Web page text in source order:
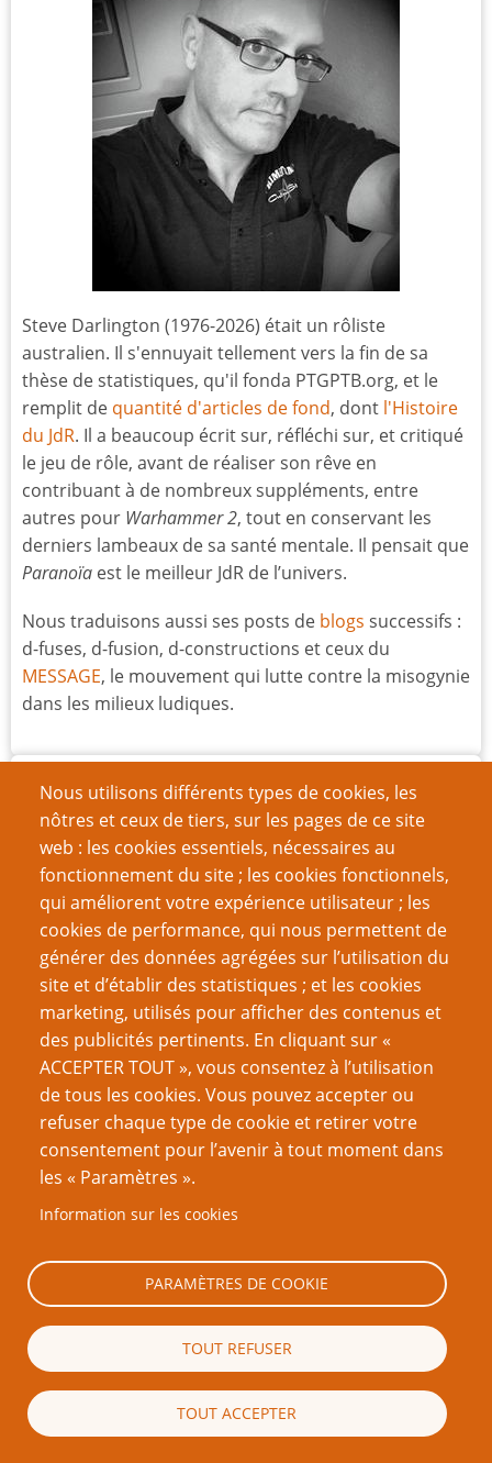
Nous utilisons différents types de cookies, les
nôtres et ceux de tiers, sur les pages de ce site
web : les cookies essentiels, nécessaires au
fonctionnement du site ; les cookies fonctionnels,
qui améliorent votre expérience utilisateur ; les
cookies de performance, qui nous permettent de
générer des données agrégées sur l’utilisation du
site et d’établir des statistiques ; et les cookies
marketing, utilisés pour afficher des contenus et
des publicités pertinents. En cliquant sur «
ACCEPTER TOUT », vous consentez à l’utilisation
de tous les cookies. Vous pouvez accepter ou
refuser chaque type de cookie et retirer votre
consentement pour l’avenir à tout moment dans
les « Paramètres ».
Information sur les cookies
PARAMÈTRES DE COOKIE
TOUT REFUSER
TOUT ACCEPTER
Steve Darlington (1976-2026) était un rôliste
australien. Il s'ennuyait tellement vers la fin de sa
thèse de statistiques, qu'il fonda PTGPTB.org, et le
remplit de quantité d'articles de fond, dont l'Histoire
du JdR. Il a beaucoup écrit sur, réfléchi sur, et critiqué
le jeu de rôle, avant de réaliser son rêve en
contribuant à de nombreux suppléments, entre
autres pour Warhammer 2, tout en conservant les
derniers lambeaux de sa santé mentale. Il pensait que
Paranoïa est le meilleur JdR de l’univers.
Nous traduisons aussi ses posts de blogs successifs :
d-fuses, d-fusion, d-constructions et ceux du
MESSAGE, le mouvement qui lutte contre la misogynie
dans les milieux ludiques.
Nom d'utilisateur
Mot de passe
Créer un nouveau compte
Réinitialiser votre mot de passe
Du même auteur
J’ai gagné un prix
Je suis un émulateur
On ferait de très bons animaux de compagnie
Tout le monde est magique
Rapport de mission
Ode aux Indés
Les jeux en une page sont-ils sans valeur ?
Défi du gamer : un jeu par saison